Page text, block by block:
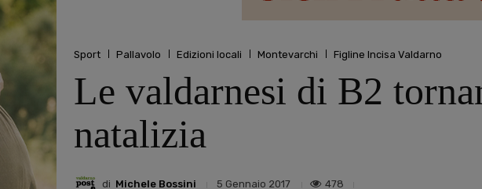
Sport Pallavolo Edizioni locali Montevarchi Figline Incisa Valdarno
Le valdarnesi di B2
natalizia
di Michele Bossini 5 Gennaio 2017 478